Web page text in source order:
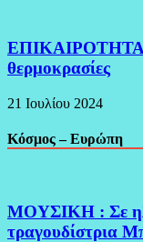
ΕΠΙΚΑΙΡΟΤΗΤΑ :
θερμοκρασίες
21 Ιουλίου 2024
Κόσμος – Ευρώπη
ΜΟΥΣΙΚΗ : Σε
τραγουδίστρια